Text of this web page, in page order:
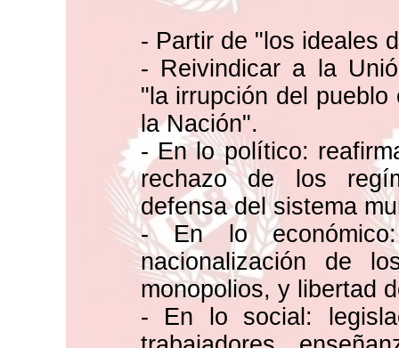
- Partir de "los ideales
- Reivindicar a la
"la irrupción del
la Nación".
- En lo político:
rechazo de los
defensa del sistema
- En lo
nacionalización de
monopolios, y libertad
- En lo social: